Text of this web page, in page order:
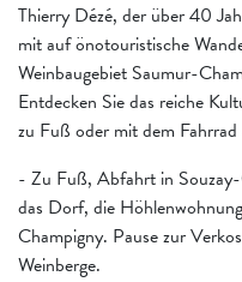
Thierry Dézé, der über 40
mit auf önotouristische
Weinbaugebiet Saumur-
Entdecken Sie das reiche
zu Fuß oder mit dem
- Zu Fuß, Abfahrt in
das Dorf, die
Champigny. Pause zur
Weinberge.